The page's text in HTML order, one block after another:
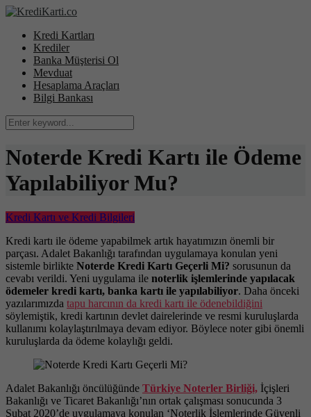
Kredi Kartları
Krediler
Banka Müşterisi Ol
Mevduat
Hesaplama Araçları
Bilgi Bankası
Noterde Kredi Kartı ile Ödeme
Yapılabiliyor Mu?
Kredi Kartı ve Kredi Bilgileri
Kredi kartı ile ödeme yapabilmek artık hayatımızın önemli bir
parçası. Adalet Bakanlığı tarafından uygulamaya konulan yeni
sistemle birlikte Noterde Kredi Kartı Geçerli Mi? sorusunun da
cevabı verildi. Yeni uygulama ile noterlik işlemlerinde yapılacak
ödemeler kredi kartı, banka kartı ile yapılabiliyor. Daha önceki
yazılarımızda tapu harcının da kredi kartı ile ödenebildiğini
söylemiştik, kredi kartının devlet dairelerinde ve resmi kuruluşlarda
kullanımı kolaylaştırılmaya devam ediyor. Böylece noter gibi önemli
kuruluşlarda da ödeme kolaylığı geldi.
Adalet Bakanlığı öncülüğünde Türkiye Noterler Birliği, İçişleri
Bakanlığı ve Ticaret Bakanlığı’nın ortak çalışması sonucunda 3
Şubat 2020’de uygulamaya konulan ‘Noterlik İşlemlerinde Güvenli